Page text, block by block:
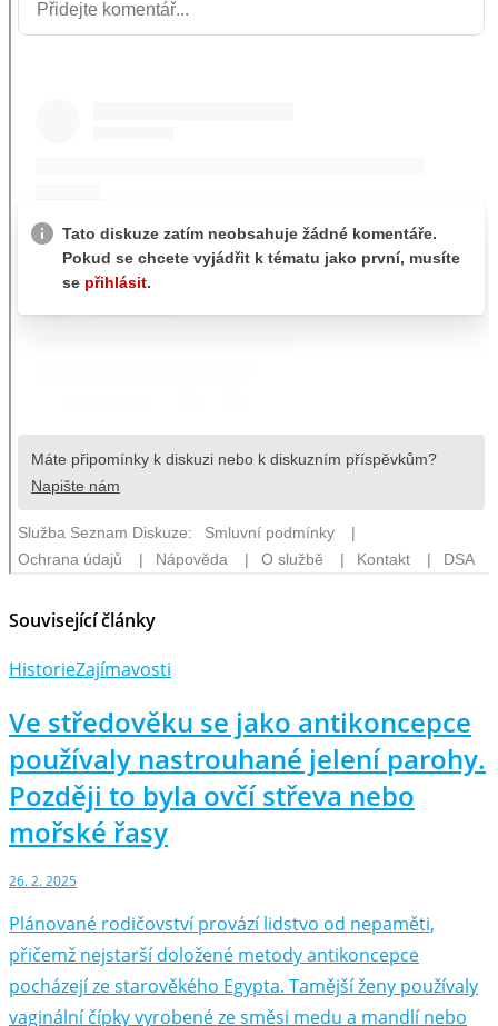
Související články
HistorieZajímavosti
Ve středověku se jako antikoncepce
používaly nastrouhané jelení parohy.
Později to byla ovčí střeva nebo
mořské řasy
26. 2. 2025
Plánované rodičovství provází lidstvo od nepaměti,
přičemž nejstarší doložené metody antikoncepce
pocházejí ze starověkého Egypta. Tamější ženy používaly
vaginální čípky vyrobené ze směsi medu a mandlí nebo